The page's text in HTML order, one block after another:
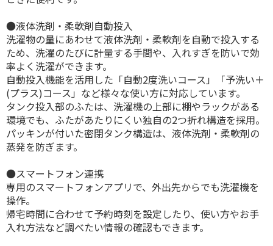
●液体洗剤・柔軟剤自動投入
洗濯物の量にあわせて液体洗剤・柔軟剤を自動で投入する
ため、洗濯のたびに計量する手間や、入れすぎを防いで効
率よく洗濯ができます。
自動投入機能を活用した「自動2度洗いコース」「予洗い＋
(プラス)コース」など様々な使い方に対応しています。
タンク投入部のふたは、洗濯機の上部に棚やラックがある
環境でも、ふたがあたりにくい独自の2つ折れ構造を採用。
パッキンが付いた密閉タンク構造は、液体洗剤・柔軟剤の
蒸発を防ぎます。
●スマートフォン連携
専用のスマートフォンアプリで、外出先からでも洗濯機を
操作。
帰宅時間に合わせて予約時刻を設定したり、使い方やお手
入れ方法など調べたい情報の確認もできます。